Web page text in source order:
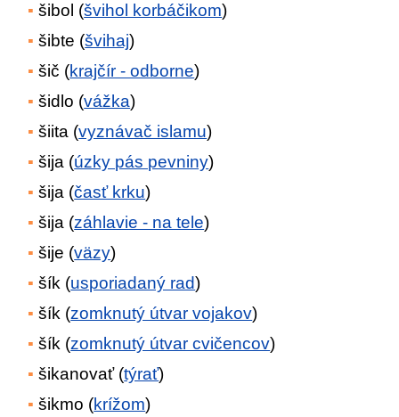
šibol (švihol korbáčikom)
šibte (švihaj)
šič (krajčír - odborne)
šidlo (vážka)
šiita (vyznávač islamu)
šija (úzky pás pevniny)
šija (časť krku)
šija (záhlavie - na tele)
šije (väzy)
šík (usporiadaný rad)
šík (zomknutý útvar vojakov)
šík (zomknutý útvar cvičencov)
šikanovať (týrať)
šikmo (krížom)